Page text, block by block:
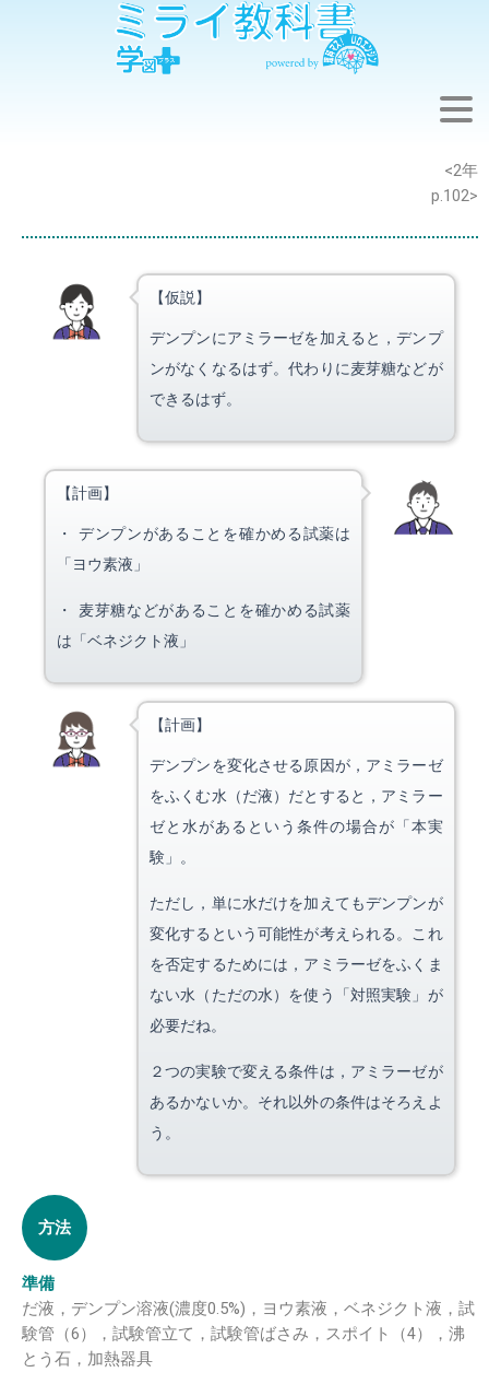
<2年
p.102>
【仮説】
デンプンにアミラーゼを加えると，デンプ
ンがなくなるはず。代わりに麦芽糖などが
できるはず。
【計画】
・ デンプンがあることを確かめる試薬は
「ヨウ素液」
・ 麦芽糖などがあることを確かめる試薬
は「ベネジクト液」
【計画】
デンプンを変化させる原因が，アミラーゼ
をふくむ水（だ液）だとすると，アミラー
ゼと水があるという条件の場合が「本実
験」。
ただし，単に水だけを加えてもデンプンが
変化するという可能性が考えられる。これ
を否定するためには，アミラーゼをふくま
ない水（ただの水）を使う「対照実験」が
必要だね。
２つの実験で変える条件は，アミラーゼが
あるかないか。それ以外の条件はそろえよ
う。
方法
準備
だ液，デンプン溶液(濃度0.5%)，ヨウ素液，ベネジクト液，試
験管（6），試験管立て，試験管ばさみ，スポイト（4），沸
とう石，加熱器具